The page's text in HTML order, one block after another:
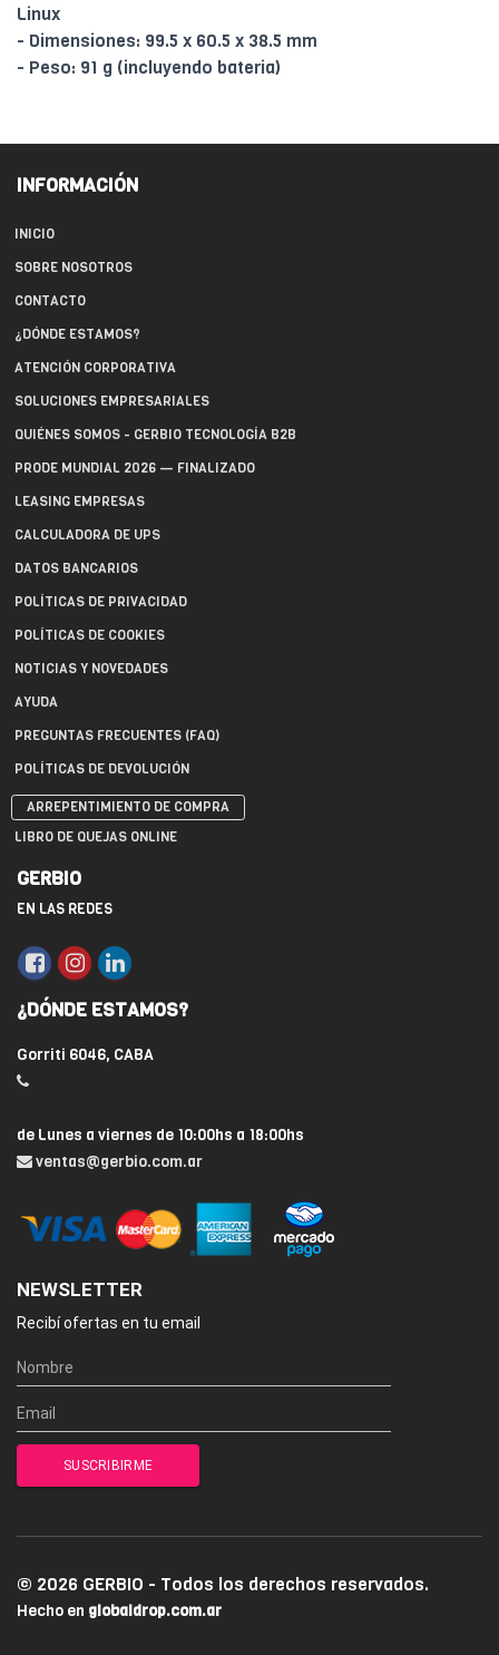
Linux
- Dimensiones: 99.5 x 60.5 x 38.5 mm
- Peso: 91 g (incluyendo bateria)
INFORMACIÓN
INICIO
SOBRE NOSOTROS
CONTACTO
¿DÓNDE ESTAMOS?
ATENCIÓN CORPORATIVA
SOLUCIONES EMPRESARIALES
QUIÉNES SOMOS - GERBIO TECNOLOGÍA B2B
PRODE MUNDIAL 2026 — FINALIZADO
LEASING EMPRESAS
CALCULADORA DE UPS
DATOS BANCARIOS
POLÍTICAS DE PRIVACIDAD
POLÍTICAS DE COOKIES
NOTICIAS Y NOVEDADES
AYUDA
PREGUNTAS FRECUENTES (FAQ)
POLÍTICAS DE DEVOLUCIÓN
ARREPENTIMIENTO DE COMPRA
LIBRO DE QUEJAS ONLINE
GERBIO
EN LAS REDES
¿DÓNDE ESTAMOS?
Gorriti 6046, CABA
de Lunes a viernes de 10:00hs a 18:00hs
ventas@gerbio.com.ar
NEWSLETTER
Recibí ofertas en tu email
© 2026 GERBIO - Todos los derechos reservados.
Hecho en globaldrop.com.ar